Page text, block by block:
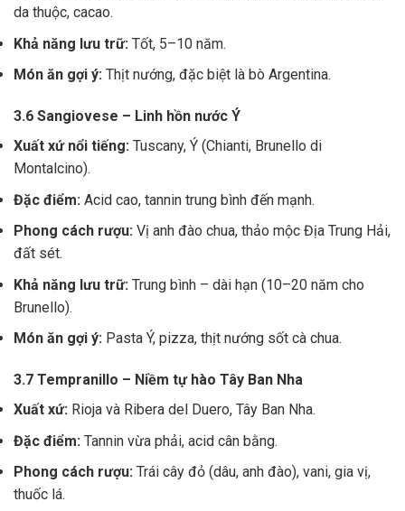
da thuộc, cacao.
Khả năng lưu trữ: Tốt, 5–10 năm.
Món ăn gợi ý: Thịt nướng, đặc biệt là bò Argentina.
3.6 Sangiovese – Linh hồn nước Ý
Xuất xứ nổi tiếng: Tuscany, Ý (Chianti, Brunello di
Montalcino).
Đặc điểm: Acid cao, tannin trung bình đến mạnh.
Phong cách rượu: Vị anh đào chua, thảo mộc Địa Trung Hải,
đất sét.
Khả năng lưu trữ: Trung bình – dài hạn (10–20 năm cho
Brunello).
Món ăn gợi ý: Pasta Ý, pizza, thịt nướng sốt cà chua.
3.7 Tempranillo – Niềm tự hào Tây Ban Nha
Xuất xứ: Rioja và Ribera del Duero, Tây Ban Nha.
Đặc điểm: Tannin vừa phải, acid cân bằng.
Phong cách rượu: Trái cây đỏ (dâu, anh đào), vani, gia vị,
thuốc lá.